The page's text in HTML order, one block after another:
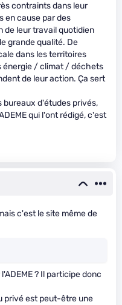
contraints dans leur
en cause par des
de leur travail quotidien
grande qualité. De
dans les territoires
énergie / climat / déchets
de leur action. Ça sert
bureaux d'études privés,
qui l'ont rédigé, c'est
c'est le site même de
? Il participe donc
privé est peut-être une